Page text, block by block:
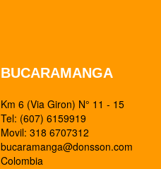
BUCARAMANGA
Km 6 (Via Giron) N° 11 - 15
Tel: (607) 6159919
Movil: 318 6707312
bucaramanga@donsson.com
Colombia